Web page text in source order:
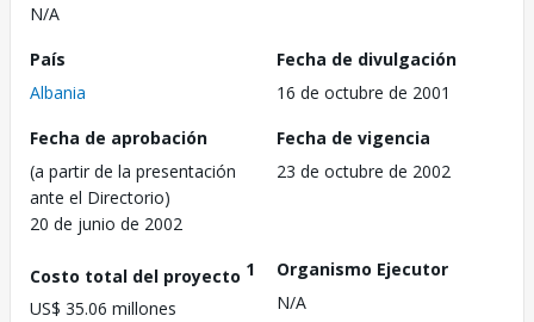
N/A
País
Albania
Fecha de divulgación
16 de octubre de 2001
Fecha de aprobación
(a partir de la presentación
ante el Directorio)
20 de junio de 2002
Fecha de vigencia
23 de octubre de 2002
Costo total del proyecto 1
US$ 35.06 millones
Organismo Ejecutor
N/A